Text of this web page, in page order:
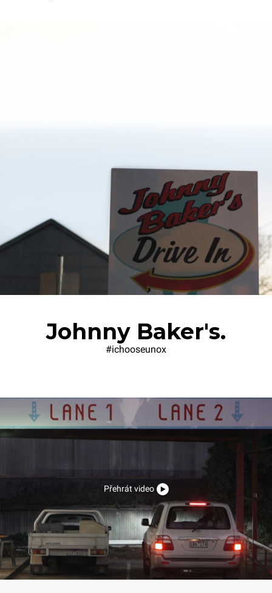
Johnny Baker's.
#ichooseunox
Přehrát video